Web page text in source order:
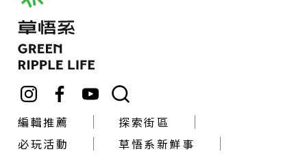
編輯推薦
探索街區
必玩活動
草悟系新鮮事